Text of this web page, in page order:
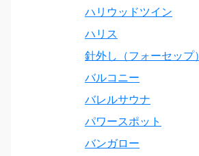
ハリウッドツイン
ハリス
針外し（フォーセップ）
バルコニー
バレルサウナ
パワースポット
バンガロー